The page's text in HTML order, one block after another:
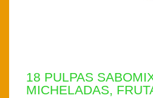
18 PULPAS
MICHELADAS,